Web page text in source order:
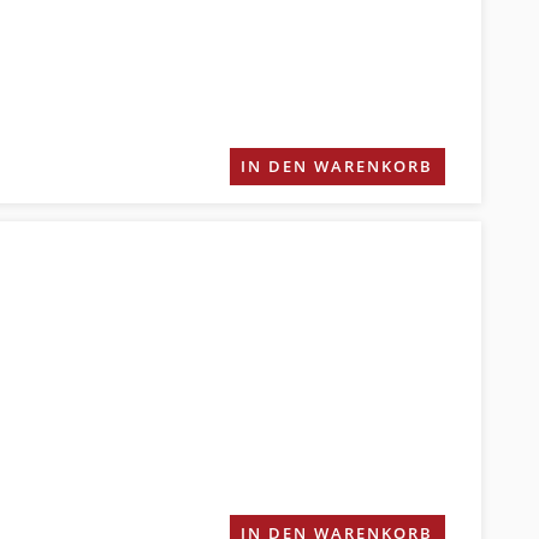
IN DEN WARENKORB
IN DEN WARENKORB